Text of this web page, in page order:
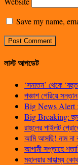
Save my name,
লাস্ট আপডেট
‘সনাতন’ থেকে
পঞ্চাশ পেরিয়ে
Big News Alert :
Big Breaking:
রাহুলের পাইলট
আমি আসছি! নাম না
আগামী সপ্তাহে
মহালয়ার মাহাত্ম্য